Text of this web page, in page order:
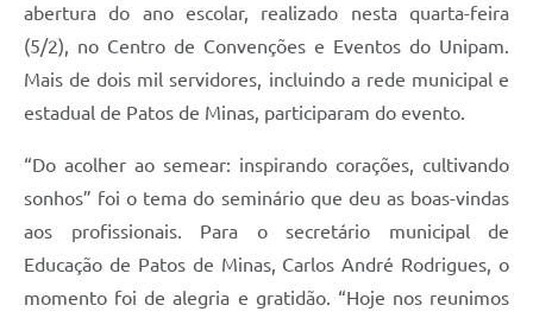
abertura do ano escolar, realizado nesta quarta-feira
(5/2), no Centro de Convenções e Eventos do Unipam.
Mais de dois mil servidores, incluindo a rede municipal e
estadual de Patos de Minas, participaram do evento.
“Do acolher ao semear: inspirando corações, cultivando
sonhos” foi o tema do seminário que deu as boas-vindas
aos profissionais. Para o secretário municipal de
Educação de Patos de Minas, Carlos André Rodrigues, o
momento foi de alegria e gratidão. “Hoje nos reunimos